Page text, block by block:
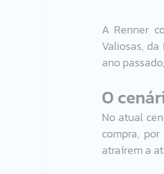
A Renner
Valiosas,
ano
O
No atual
compra,
atraírem a